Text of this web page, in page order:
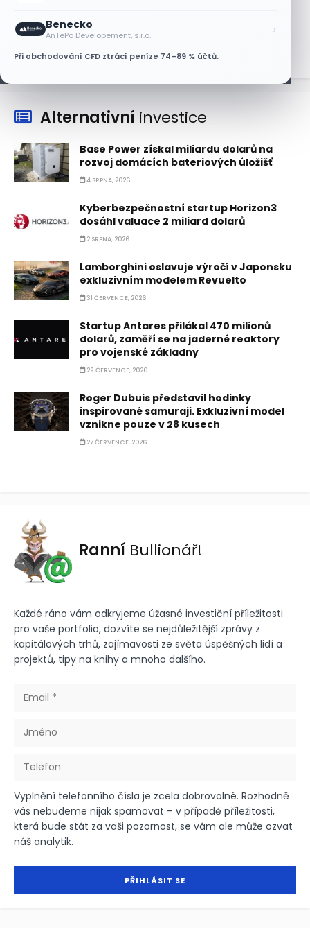
Benecko
AnTePo Developement, s.r.o. ›
Při obchodování CFD ztrácí peníze 74–89 % účtů.
6 SRPNA, 2026
Alternativní investice
Base Power získal miliardu dolarů na
rozvoj domácích bateriových úložišť
4 SRPNA, 2026
Kyberbezpečnostní startup Horizon3
dosáhl valuace 2 miliard dolarů
2 SRPNA, 2026
Lamborghini oslavuje výročí v Japonsku
exkluzivním modelem Revuelto
31 ČERVENCE, 2026
Startup Antares přilákal 470 milionů
dolarů, zaměří se na jaderné reaktory
pro vojenské základny
29 ČERVENCE, 2026
Roger Dubuis představil hodinky
inspirované samuraji. Exkluzivní model
vznikne pouze v 28 kusech
27 ČERVENCE, 2026
Ranní Bullionář!
Každé ráno vám odkryjeme úžasné investiční příležitosti
pro vaše portfolio, dozvíte se nejdůležitější zprávy z
kapitálových trhů, zajímavosti ze světa úspěšných lidí a
projektů, tipy na knihy a mnoho dalšího.
Vyplnění telefonního čísla je zcela dobrovolné. Rozhodně
vás nebudeme nijak spamovat – v případě příležitosti,
která bude stát za vaši pozornost, se vám ale může ozvat
náš analytik.